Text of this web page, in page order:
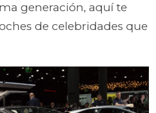
generación, aquí te
de celebridades que